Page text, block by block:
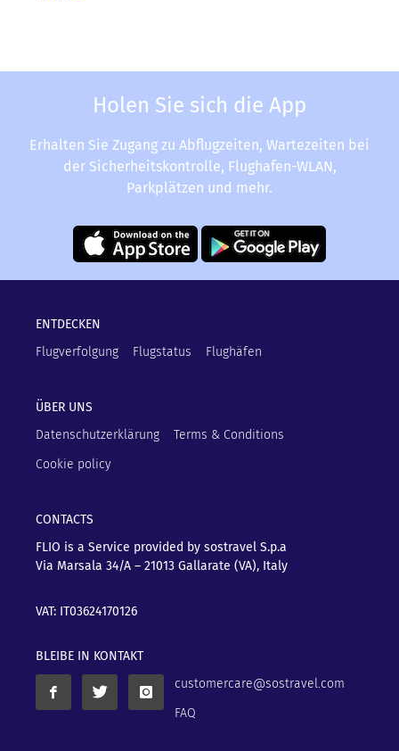
Holen Sie sich die App
Erhalten Sie Zugang zu Abflugzeiten, Wartezeiten bei
der Sicherheitskontrolle, Flughafen-WLAN,
Parkplätzen und mehr.
ENTDECKEN
Flugverfolgung
Flugstatus Flughäfen
ÜBER UNS
Datenschutzerklärung
Terms & Conditions
Cookie policy
CONTACTS
FLIO is a Service provided by sostravel S.p.a
Via Marsala 34/A – 21013 Gallarate (VA), Italy
VAT: IT03624170126
BLEIBE IN KONTAKT
customercare@sostravel.com
FAQ